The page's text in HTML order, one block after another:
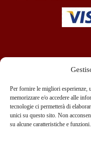
Per fornire le migliori esperienze,
memorizzare e/o accedere alle
tecnologie ci permetterà di
unici su questo sito. Non
su alcune caratteristiche e funzioni.
+39 351 970